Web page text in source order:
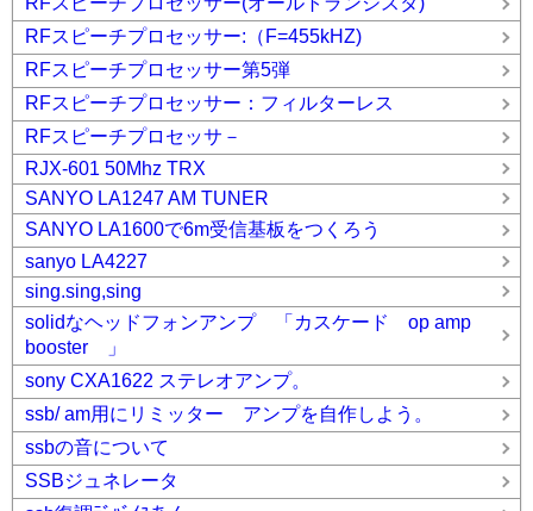
RFスピーチプロセッサー:（F=455kHZ)
RFスピーチプロセッサー第5弾
RFスピーチプロセッサー：フィルターレス
RFスピーチプロセッサ－
RJX-601 50Mhz TRX
SANYO LA1247 AM TUNER
SANYO LA1600で6m受信基板をつくろう
sanyo LA4227
sing.sing,sing
solidなヘッドフォンアンプ 「カスケード op amp
booster 」
sony CXA1622 ステレオアンプ。
ssb/ am用にリミッター アンプを自作しよう。
ssbの音について
SSBジュネレータ